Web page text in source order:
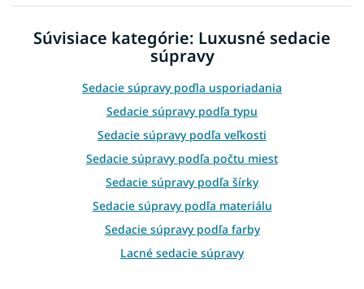
á
a
c
e
p
r
v
y
v
p
i
s
u
Súvisiace kategórie: Luxusné sedacie
súpravy
Sedacie súpravy poďla usporiadania
Sedacie súpravy podľa typu
Sedacie súpravy podľa veľkosti
Sedacie súpravy podľa počtu miest
Sedacie súpravy podľa šírky
Sedacie súpravy podľa materiálu
Sedacie súpravy podľa farby
Lacné sedacie súpravy